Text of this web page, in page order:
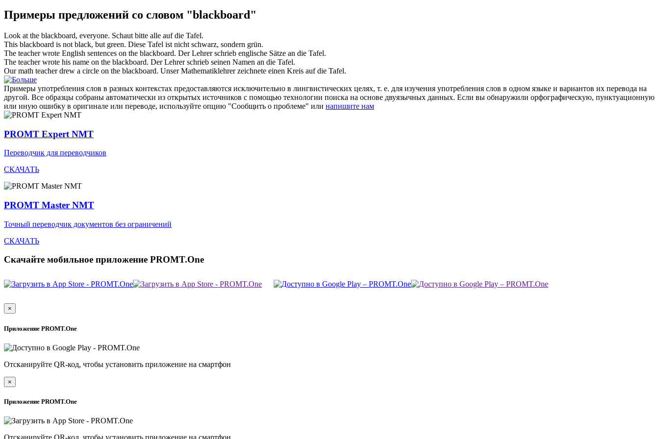
Примеры предложений со словом "blackboard"
Look at the blackboard, everyone. Schaut bitte alle auf die Tafel.
This blackboard is not black, but green. Diese Tafel ist nicht schwarz, sondern grün.
The teacher wrote English sentences on the blackboard. Der Lehrer schrieb englische Sätze an die Tafel.
The teacher wrote his name on the blackboard. Der Lehrer schrieb seinen Namen an die Tafel.
Our math teacher drew a circle on the blackboard. Unser Mathematiklehrer zeichnete einen Kreis auf die Tafel.
Примеры употребления слов в разных контекстах предоставляются исключительно в лингвистических целях, т. е. для изучения употребления слов в одном языке и вариантов их перевода на
другой. Все образцы собраны автоматически из открытых источников с помощью технологии поиска на основе двуязычных данных. Если вы обнаружили орфографическую, пунктуационную
или иную ошибку в оригинале или переводе, используйте опцию "Сообщить о проблеме" или напишите нам
PROMT Expert NMT
Переводчик для переводчиков
СКАЧАТЬ
PROMT Master NMT
Точный переводчик документов без ограничений
СКАЧАТЬ
Скачайте мобильное приложение PROMT.One
×
Приложение PROMT.One
Отсканируйте QR-код, чтобы установить приложение на смартфон
×
Приложение PROMT.One
Отсканируйте QR-код, чтобы установить приложение на смартфон